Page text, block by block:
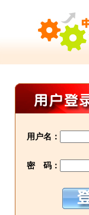
用户名：
密 码：